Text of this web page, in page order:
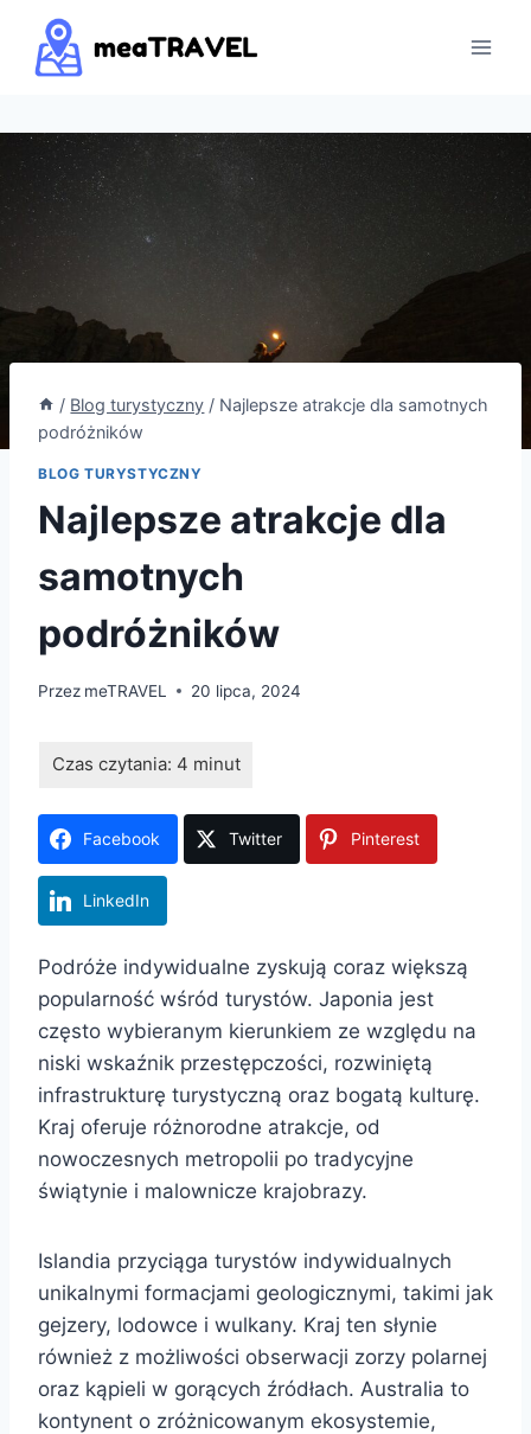
Przejdź
treści
/ Blog turystyczny / Najlepsze atrakcje dla samotnych
podróżników
BLOG TURYSTYCZNY
Najlepsze atrakcje dla
samotnych
podróżników
Przez meTRAVEL 20 lipca, 2024
Facebook Twitter Pinterest
LinkedIn
Podróże indywidualne zyskują coraz większą
popularność wśród turystów. Japonia jest
często wybieranym kierunkiem ze względu na
niski wskaźnik przestępczości, rozwiniętą
infrastrukturę turystyczną oraz bogatą kulturę.
Kraj oferuje różnorodne atrakcje, od
nowoczesnych metropolii po tradycyjne
świątynie i malownicze krajobrazy.
Islandia przyciąga turystów indywidualnych
unikalnymi formacjami geologicznymi, takimi jak
gejzery, lodowce i wulkany. Kraj ten słynie
również z możliwości obserwacji zorzy polarnej
oraz kąpieli w gorących źródłach. Australia to
kontynent o zróżnicowanym ekosystemie,